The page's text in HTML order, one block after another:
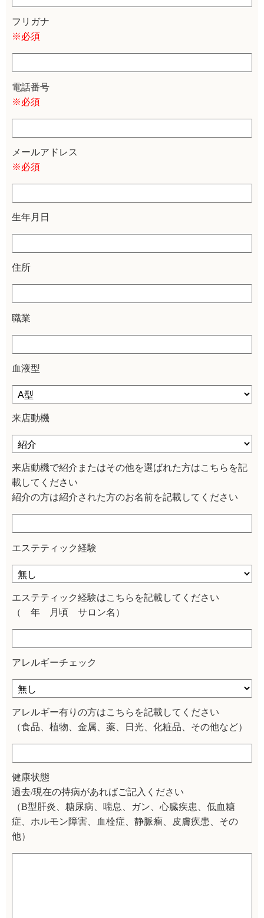
フリガナ
※必須
電話番号
※必須
メールアドレス
※必須
生年月日
住所
職業
血液型
来店動機
来店動機で紹介またはその他を選ばれた方はこちらを記
載してください
紹介の方は紹介された方のお名前を記載してください
エステティック経験
エステティック経験はこちらを記載してください
（ 年 月頃 サロン名）
アレルギーチェック
アレルギー有りの方はこちらを記載してください
（食品、植物、金属、薬、日光、化粧品、その他など）
健康状態
過去/現在の持病があればご記入ください
（B型肝炎、糖尿病、喘息、ガン、心臓疾患、低血糖
症、ホルモン障害、血栓症、静脈瘤、皮膚疾患、その
他）